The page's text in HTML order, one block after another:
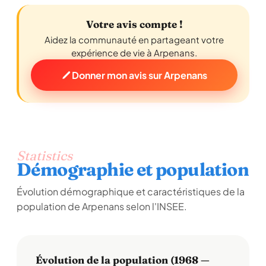
Votre avis compte !
Aidez la communauté en partageant votre
expérience de vie à Arpenans.
Donner mon avis sur Arpenans
Statistics
Démographie et population
Évolution démographique et caractéristiques de la
population de Arpenans selon l'INSEE.
Évolution de la population (1968 —